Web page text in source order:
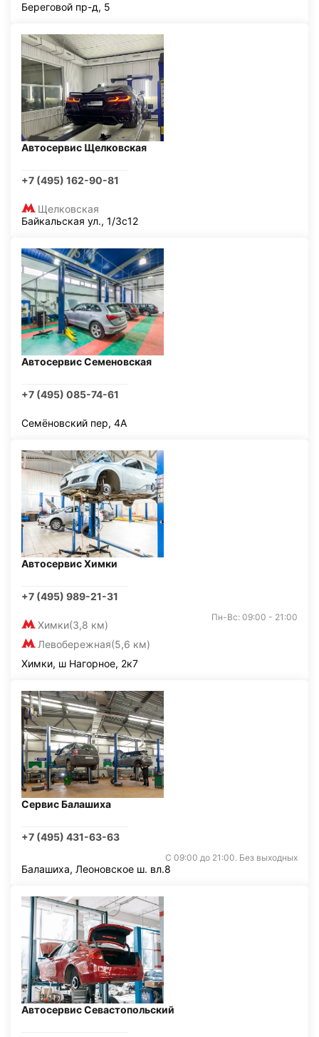
Береговой пр-д, 5
Автосервис Щелковская
+7 (495) 162-90-81
Щелковская
Байкальская ул., 1/3с12
Автосервис Семеновская
+7 (495) 085-74-61
Семёновский пер, 4А
Автосервис Химки
+7 (495) 989-21-31
Химки(3,8 км)
Левобережная(5,6 км)
Пн-Вс: 09:00 - 21:00
Химки, ш Нагорное, 2к7
Сервис Балашиха
+7 (495) 431-63-63
С 09:00 до 21:00. Без выходных
Балашиха, Леоновское ш. вл.8
Автосервис Севастопольский